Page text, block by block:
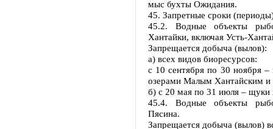
мыс бухты Ожидания.
45. Запретные сроки
45.2. Водные объекты
Хантайки, включая Усть-
Запрещается добыча (вылов):
а) всех видов биоресурсов:
с 10 сентября по 30 ноября
озерами Малым Хантайским и
б) с 20 мая по 31 июля – щуки
45.4. Водные объекты
Пясина.
Запрещается добыча (вылов)